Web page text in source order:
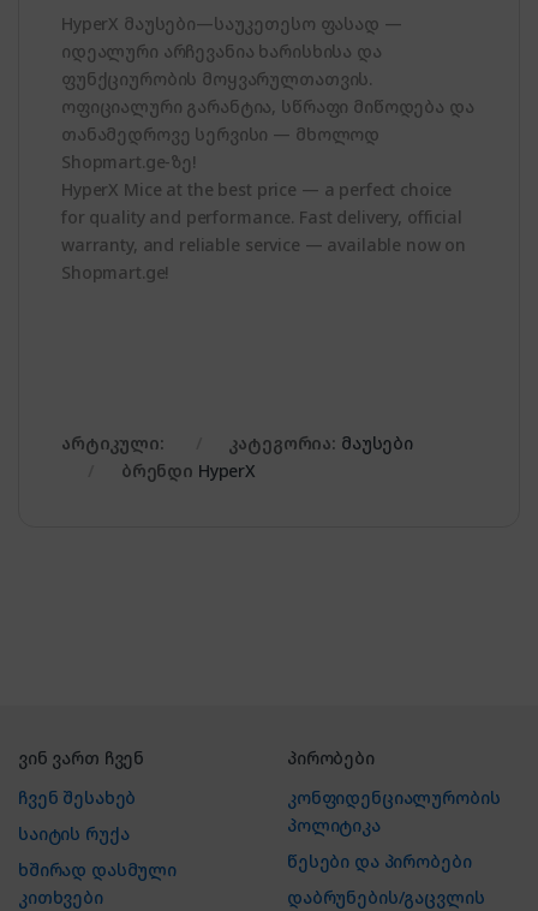
HyperX მაუსები—საუკეთესო ფასად —
იდეალური არჩევანია ხარისხისა და
ფუნქციურობის მოყვარულთათვის.
ოფიციალური გარანტია, სწრაფი მიწოდება და
თანამედროვე სერვისი — მხოლოდ
Shopmart.ge-ზე!
HyperX Mice at the best price — a perfect choice
for quality and performance. Fast delivery, official
warranty, and reliable service — available now on
Shopmart.ge!
არტიკული: კატეგორია: მაუსები
ბრენდი HyperX
ვინ ვართ ჩვენ
ჩვენ შესახებ
საიტის რუქა
ხშირად დასმული
კითხვები
პირობები
კონფიდენციალურობის
პოლიტიკა
წესები და პირობები
დაბრუნების/გაცვლის